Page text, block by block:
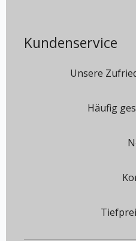
Kundenservice
Unsere
Häufig